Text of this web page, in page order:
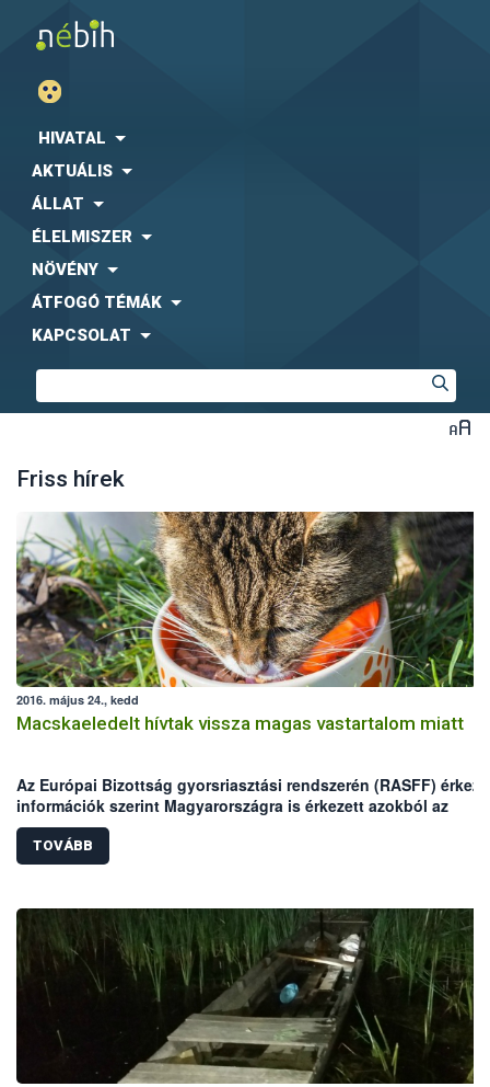
HIVATAL
AKTUÁLIS
ÁLLAT
ÉLELMISZER
NÖVÉNY
ÁTFOGÓ TÉMÁK
KAPCSOLAT
Friss hírek
2016. május 24., kedd
Macskaeledelt hívtak vissza magas vastartalom miatt
Az Európai Bizottság gyorsriasztási rendszerén (RASFF)
információk szerint Magyarországra is érkezett azokból az
egyadagos macskaeledelekből, melyekben magas vastartalmat
mértek.
TOVÁBB